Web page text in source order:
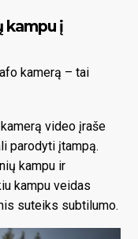
kampu į
kamerą – tai
video įraše
parodyti įtampą.
kampu ir
kampu veidas
suteiks subtilumo.